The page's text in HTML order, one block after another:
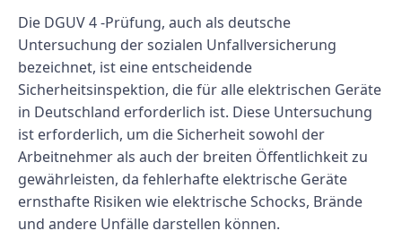
Die DGUV 4 -Prüfung, auch als deutsche
Untersuchung der sozialen Unfallversicherung
bezeichnet, ist eine entscheidende
Sicherheitsinspektion, die für alle elektrischen Geräte
in Deutschland erforderlich ist. Diese Untersuchung
ist erforderlich, um die Sicherheit sowohl der
Arbeitnehmer als auch der breiten Öffentlichkeit zu
gewährleisten, da fehlerhafte elektrische Geräte
ernsthafte Risiken wie elektrische Schocks, Brände
und andere Unfälle darstellen können.